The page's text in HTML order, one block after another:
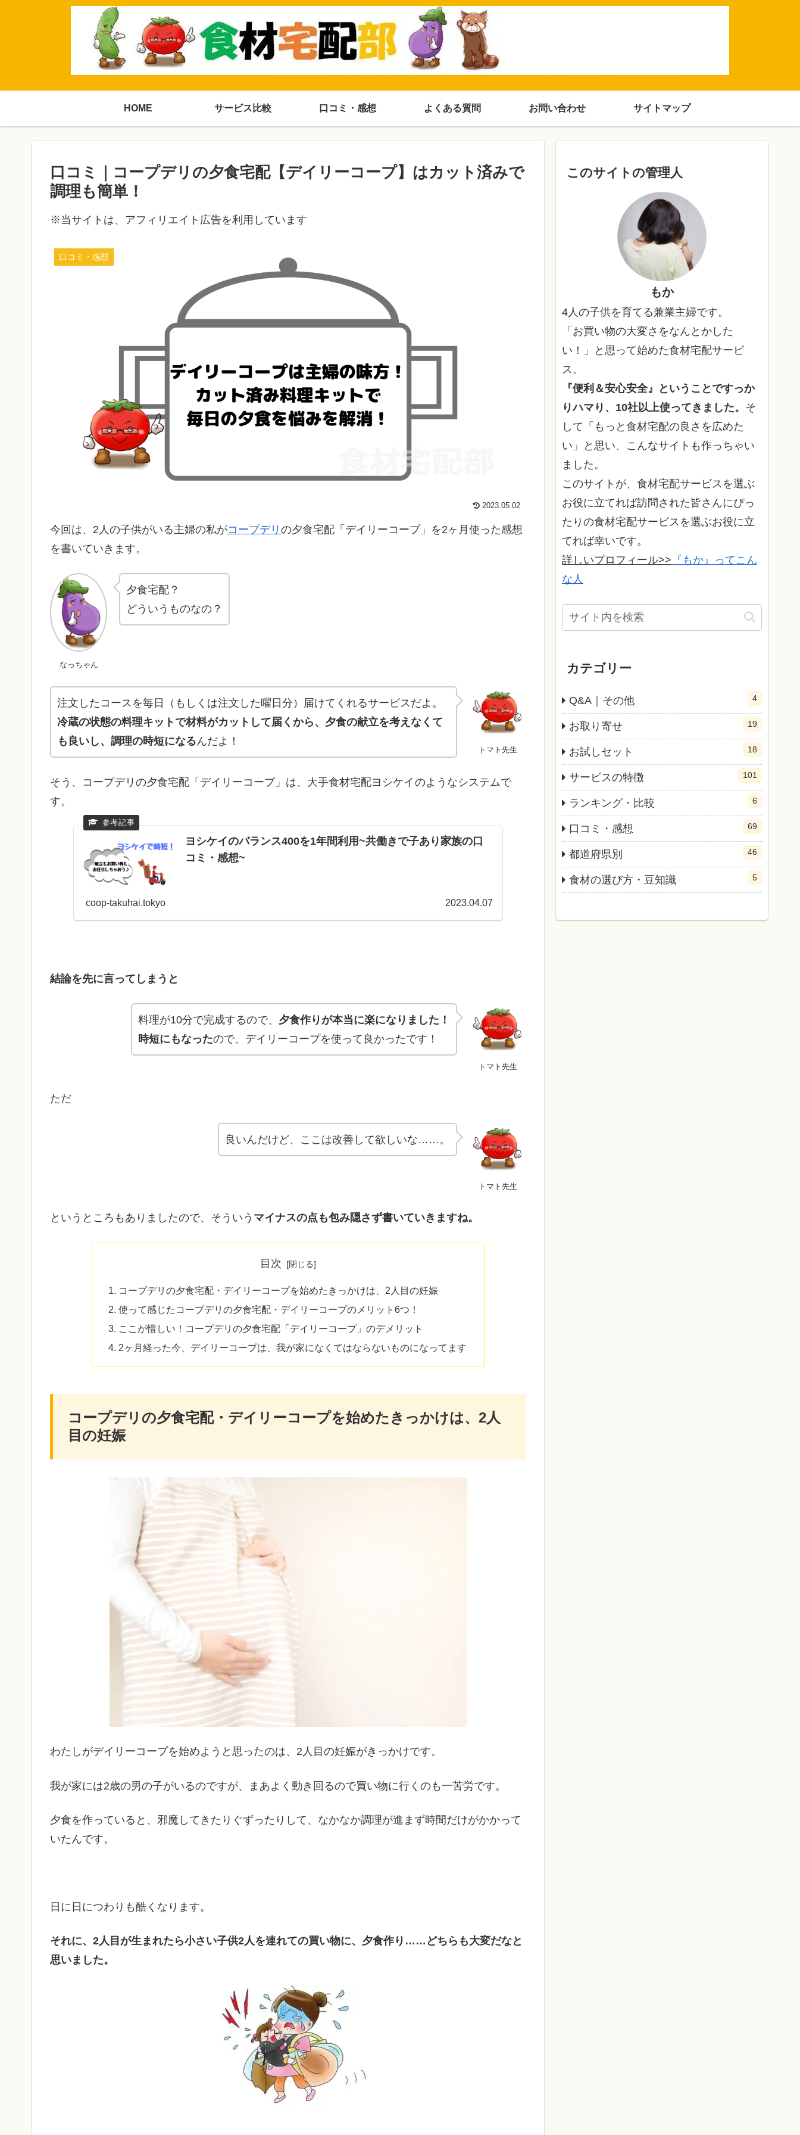
HOME サービス比較 口コミ・感想 よくある質問 お問い合わせ サイトマップ
口コミ｜コープデリの夕食宅配【デイリーコープ】はカット済みで
調理も簡単！
※当サイトは、アフィリエイト広告を利用しています
口コミ・感想
2023.05.02
今回は、2人の子供がいる主婦の私がコープデリ の夕食宅配「デイリーコープ」を2ヶ月使った感想
を書いていきます。
なっちゃん
夕食宅配？
どういうものなの？
トマト先生
注文したコースを毎日（もしくは注文した曜日分）届けてくれるサービスだよ。
冷蔵の状態の料理キットで材料がカットして届くから、夕食の献立を考えなくて
も良いし、調理の時短になるんだよ！
そう、コープデリの夕食宅配「デイリーコープ」は、大手食材宅配ヨシケイ のようなシステムで
す。
ヨシケイのバランス400を1年間利用~共働きで子あり家族の口
コミ・感想~
coop-takuhai.tokyo 2023.04.07
結論を先に言ってしまうと
トマト先生
料理が10分で完成するので、 夕食作りが本当に楽になりました！
時短にもなったので、デイリーコープを使って良かったです！
ただ
トマト先生
良いんだけど、ここは改善して欲しいな……。
というところもありましたので、そういう マイナスの点も包み隠さず書いていきますね。
目次
コープデリの夕食宅配・デイリーコープを始めたきっかけは、2人目の妊娠
使って感じたコープデリの夕食宅配・デイリーコープのメリット6つ！
ここが惜しい！コープデリの夕食宅配「デイリーコープ」のデメリット
2ヶ月経った今、デイリーコープは、我が家になくてはならないものになってます
コープデリの夕食宅配・デイリーコープを始めたきっかけは、2人
目の妊娠
わたしがデイリーコープを始めようと思ったのは、2人目の妊娠がきっかけです。
我が家には2歳の男の子がいるのですが、まあよく動き回るので買い物に行くのも一苦労です。
夕食を作っていると、邪魔してきたりぐずったりして、なかなか調理が進まず時間だけがかかって
いたんです。
日に日につわりも酷くなります。
それに、2人目が生まれたら小さい子供2人を連れての買い物に、夕食作り……どちらも大変だなと
思いました。
このサイトの管理人
もか
4人の子供を育てる兼業主婦です。
「お買い物の大変さをなんとかした
い！」と思って始めた食材宅配サービ
ス。
『便利＆安心安全』ということですっか
りハマり、10社以上使ってきました。 そ
して「もっと食材宅配の良さを広めた
い」と思い、こんなサイトも作っちゃい
ました。
このサイトが、食材宅配サービスを選ぶ
お役に立てれば訪問された皆さんにぴっ
たりの食材宅配サービスを選ぶお役に立
てれば幸いです。
詳しいプロフィール>> 『もか』ってこん
な人
カテゴリー
Q&A｜その他 4
お取り寄せ 19
お試しセット 18
サービスの特徴 101
ランキング・比較 6
口コミ・感想 69
都道府県別 46
食材の選び方・豆知識 5